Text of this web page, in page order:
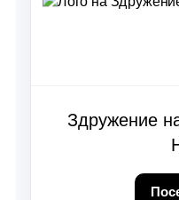
Здружение